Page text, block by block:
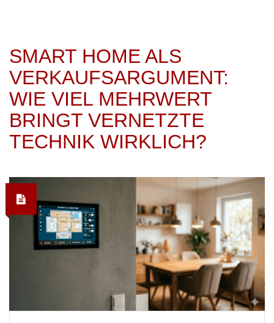
SMART HOME ALS
VERKAUFSARGUMENT:
WIE VIEL MEHRWERT
BRINGT VERNETZTE
TECHNIK WIRKLICH?